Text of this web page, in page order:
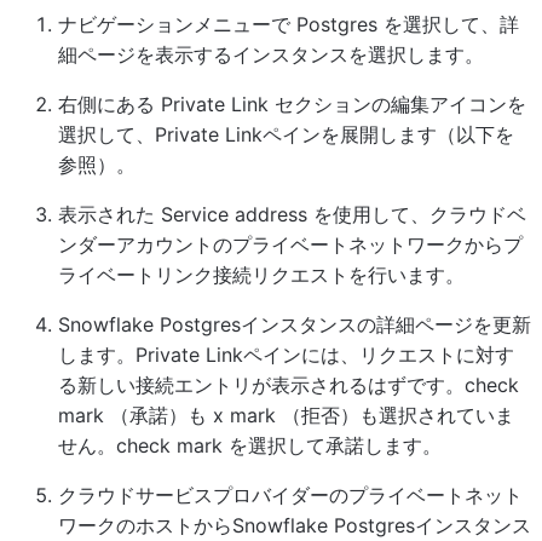
ナビゲーションメニューで Postgres を選択して、詳
細ページを表示するインスタンスを選択します。
右側にある Private Link セクションの編集アイコンを
選択して、Private Linkペインを展開します（以下を
参照）。
表示された Service address を使用して、クラウドベ
ンダーアカウントのプライベートネットワークからプ
ライベートリンク接続リクエストを行います。
Snowflake Postgresインスタンスの詳細ページを更新
します。Private Linkペインには、リクエストに対す
る新しい接続エントリが表示されるはずです。 check
mark （承諾）も x mark （拒否）も選択されていま
せん。 check mark を選択して承諾します。
クラウドサービスプロバイダーのプライベートネット
ワークのホストからSnowflake Postgresインスタンス